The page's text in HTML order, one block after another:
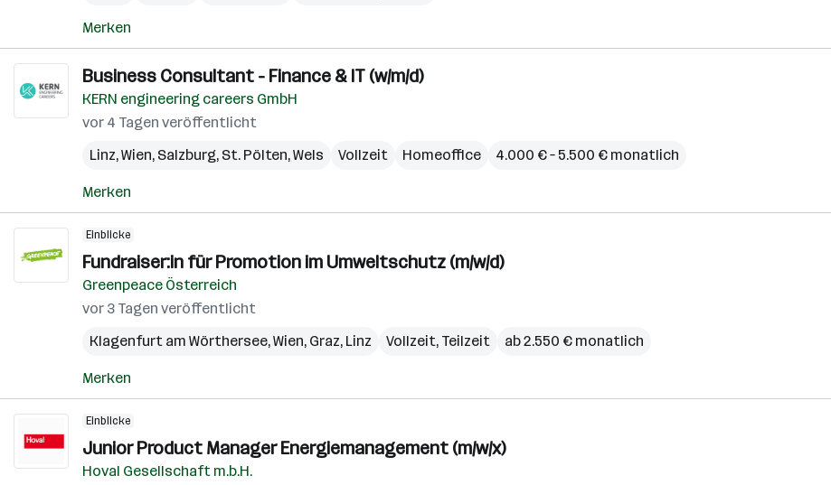
Merken
Business Consultant - Finance & IT (w/m/d)
KERN engineering careers GmbH
vor 4 Tagen veröffentlicht
Linz,Wien, Salzburg, St. Pölten,Wels Vollzeit Homeoffice 4.000 € – 5.500 € monatlich
Merken
Einblicke
Fundraiser:in für Promotion im Umweltschutz (m/w/d)
Greenpeace Österreich
vor 3 Tagen veröffentlicht
Klagenfurt am Wörthersee,Wien, Graz, Linz Vollzeit, Teilzeit ab 2.550 € monatlich
Merken
Einblicke
Junior Product Manager Energiemanagement (m/w/x)
Hoval Gesellschaft m.b.H.